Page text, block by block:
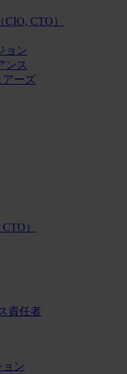
CTO）
ョン
ンス
アーズ
）
責任者
ン